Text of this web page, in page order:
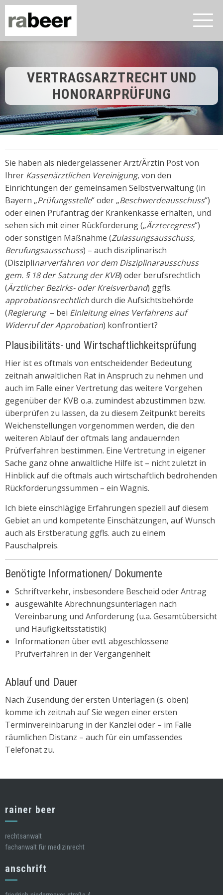
VERTRAGSARZTRECHT UND
HONORARPRÜFUNG
Sie haben als niedergelassener Arzt/Ärztin Post von
Ihrer Kassenärztlichen Vereinigung, von den
Einrichtungen der gemeinsamen Selbstverwaltung (in
Bayern „Prüfungsstelle“ oder „Beschwerdeausschuss“)
oder einen Prüfantrag der Krankenkasse erhalten, und
sehen sich mit einer Rückforderung („Ärzteregress“)
oder sonstigen Maßnahme (Zulassungsausschuss,
Berufungsausschuss) – auch disziplinarisch
(Disziplinarverfahren vor dem Disziplinarausschuss
gem. § 18 der Satzung der KVB) oder berufsrechtlich
(Ärztlicher Bezirks- oder Kreisverband) ggfls.
approbationsrechtlichdurch die Aufsichtsbehörde
(Regierung– bei Einleitung eines Verfahrens auf
Widerruf der Approbation) konfrontiert?
Plausibilitäts- und Wirtschaftlichkeitsprüfung
Hier ist es oftmals von entscheidender Bedeutung
zeitnah anwaltlichen Rat in Anspruch zu nehmen und
auch im Falle einer Vertretung das weitere Vorgehen
gegenüber der KVB o.a. zumindest abzustimmen bzw.
überprüfen zu lassen, da zu diesem Zeitpunkt bereits
Weichenstellungen vorgenommen werden, die den
weiteren Ablauf der oftmals lang andauernden
Prüfverfahren bestimmen. Eine Vertretung in eigener
Sache ganz ohne anwaltliche Hilfe ist – nicht zuletzt in
Hinblick auf die oftmals auch wirtschaftlich bedrohenden
Rückforderungssummen – ein Wagnis.
Ich biete einschlägige Erfahrungen speziell auf diesem
Gebiet an und kompetente Einschätzungen, auf Wunsch
auch als Erstberatung ggfls. auch zu einem
Pauschalpreis.
Benötigte Informationen/ Dokumente
Schriftverkehr, insbesondere Bescheid oder Antrag
ausgewählte Abrechnungsunterlagen nach
Vereinbarung und Anforderung (u.a. Gesamtübersicht
und Häufigkeitsstatistik)
Informationen über evtl. abgeschlossene
Prüfverfahren in der Vergangenheit
Ablauf und Dauer
Nach Zusendung der ersten Unterlagen (s. oben)
komme ich zeitnah auf Sie wegen einer ersten
Terminvereinbarung in der Kanzlei oder – im Falle
räumlichen Distanz – auch für ein umfassendes
Telefonat zu.
rainer beer
rechtsanwalt
fachanwalt für medizinrecht
anschrift